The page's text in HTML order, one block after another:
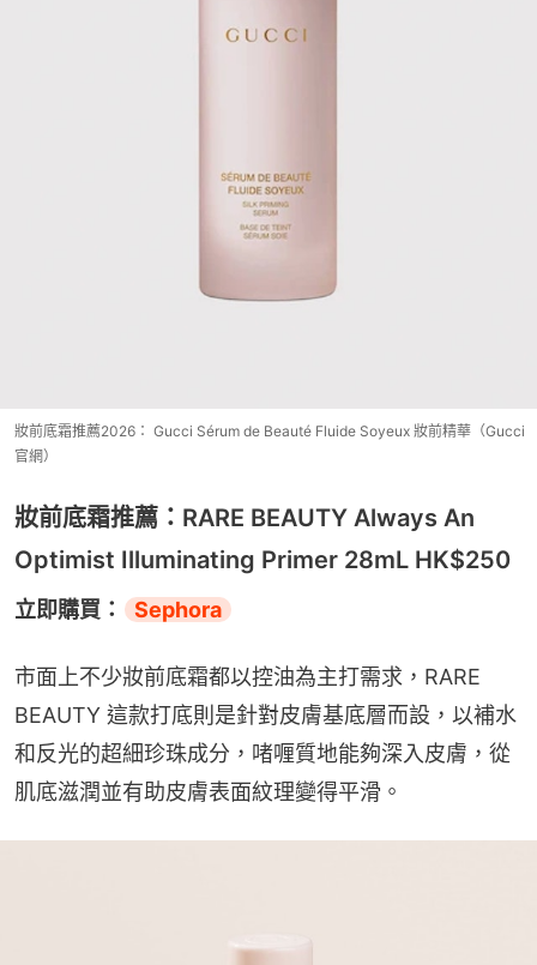
妝前底霜推薦2026： Gucci Sérum de Beauté Fluide Soyeux 妝前精華（Gucci
官網）
妝前底霜推薦：RARE BEAUTY Always An
Optimist Illuminating Primer 28mL HK$250
立即購買： Sephora
市面上不少妝前底霜都以控油為主打需求，RARE
BEAUTY 這款打底則是針對皮膚基底層而設，以補水
和反光的超細珍珠成分，啫喱質地能夠深入皮膚，從
肌底滋潤並有助皮膚表面紋理變得平滑。